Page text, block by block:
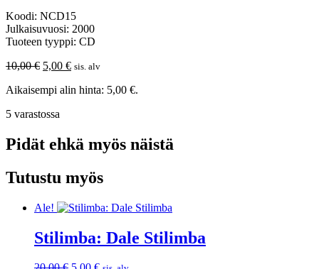
Koodi: NCD15
Julkaisuvuosi: 2000
Tuoteen tyyppi: CD
10,00€ Alkuperäinen
oli:
5,00 €Nykyinen
on:
sis. alv
Aikaisempi alin hinta: 5,00 €.
5 varastossa
Pidät ehkä myös näistä
Tutustu myös
Ale!
Stilimba: Dale Stilimba